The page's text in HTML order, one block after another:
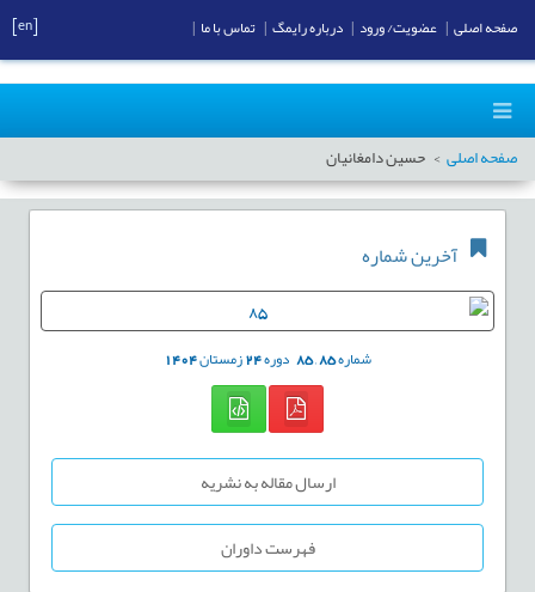
صفحه اصلی حسین دامغانیان
آخرین شماره
شماره85
,
85 دوره24زمستان1404
ارسال مقاله به نشریه
فهرست داوران
صفحه اصلی عضویت/ ورود درباره رایمگ تماس با ما